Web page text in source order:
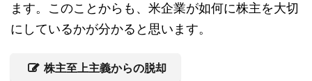
ます。このことからも、米企業が如何に株主を大切
にしているかが分かると思います。
株主至上主義からの脱却